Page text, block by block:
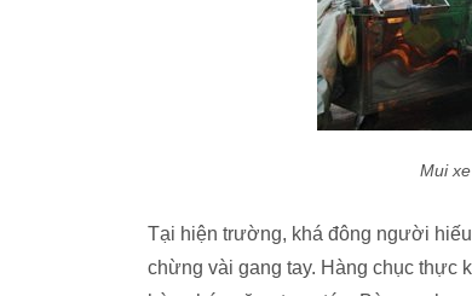
Mui
Tại hiện trường, khá đông người
chừng vài gang tay. Hàng chục thực